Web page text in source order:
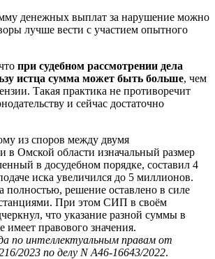
денежных выплат за нарушение можно
лучше вести с участием опытного
при судебном рассмотрении дела
истца сумма может быть больше, чем
Такая практика не противоречит
и сейчас достаточно
из споров между двумя
в Омской области изначальный размер
в досудебном порядке, составил 4
иска увеличился до 5 миллионов.
полностью, решение оставлено в силе
При этом СИП в своём
что указание разной суммы в
имеет правового значения.
по интеллектуальным правам от
2023 по делу N А46-16643/2022.